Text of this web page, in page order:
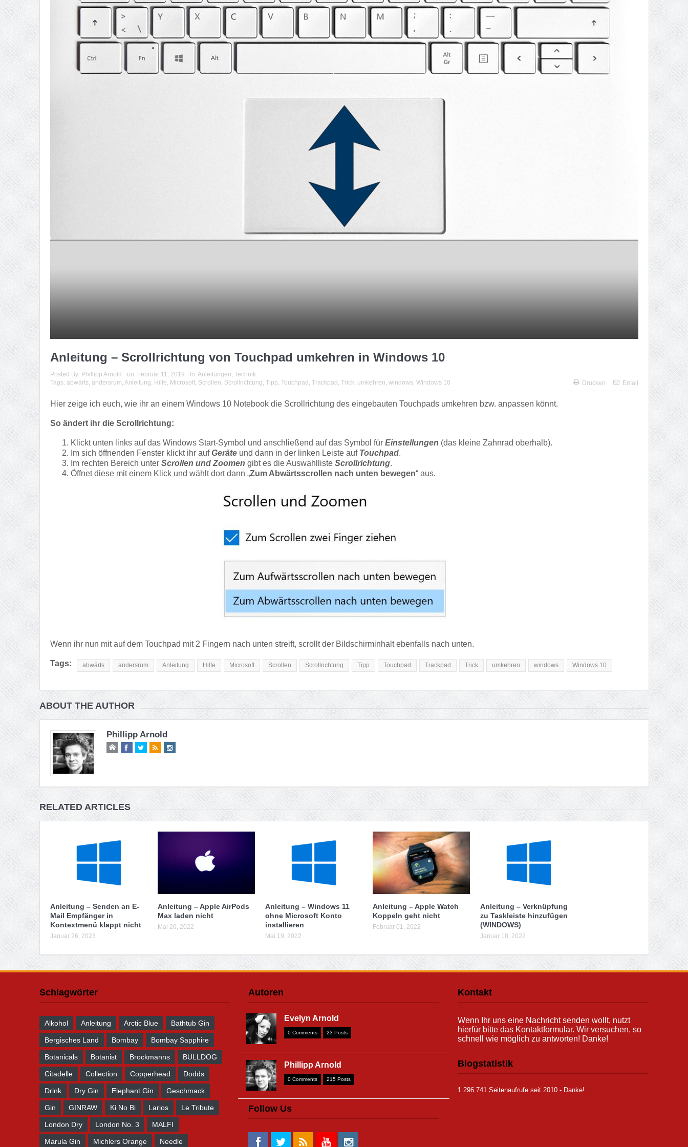
Anleitung – Scrollrichtung von Touchpad umkehren in Windows 10
Posted By: Phillipp Arnold on: Februar 11, 2019 In: Anleitungen, Technik
Tags: abwärts, andersrum, Anleitung, Hilfe, Microsoft, Scrollen, Scrollrichtung, Tipp, Touchpad , Trackpad , Trick, umkehren, windows, Windows 10 Drucken Email
Hier zeige ich euch, wie ihr an einem Windows 10 Notebook die Scrollrichtung des eingebauten Touchpads umkehren bzw. anpassen könnt.
So ändert ihr die Scrollrichtung:
Klickt unten links auf das Windows Start-Symbol und anschließend auf das Symbol für Einstellungen (das kleine Zahnrad oberhalb).
Im sich öffnenden Fenster klickt ihr aufGeräteund dann in der linken Leiste auf Touchpad.
Im rechten Bereich unter Scrollen und Zoomen gibt es die Auswahlliste Scrollrichtung.
Öffnet diese mit einem Klick und wählt dort dann „Zum Abwärtsscrollen nach unten bewegen“ aus.
Wenn ihr nun mit auf dem Touchpad mit 2 Fingern nach unten streift, scrollt der Bildschirminhalt ebenfalls nach unten.
Tags: abwärts andersrum Anleitung Hilfe Microsoft Scrollen Scrollrichtung Tipp Touchpad Trackpad Trick umkehren windows Windows 10
ABOUT THE AUTHOR
Phillipp Arnold
RELATED ARTICLES
Anleitung – Senden an E-
Mail Empfänger in
Kontextmenü klappt nicht
Januar 26, 2023
Anleitung – Apple AirPods
Max laden nicht
Mai 20, 2022
Anleitung – Windows 11
ohne Microsoft Konto
installieren
Mai 19, 2022
Anleitung – Apple Watch
Koppeln geht nicht
Februar 01, 2022
Anleitung – Verknüpfung
zu Taskleiste hinzufügen
(WINDOWS)
Januar 18, 2022
Schlagwörter
Alkohol Anleitung Arctic Blue Bathtub Gin
Bergisches Land Bombay Bombay Sapphire
Botanicals Botanist Brockmanns BULLDOG
Citadelle Collection Copperhead Dodds
Drink Dry Gin Elephant Gin Geschmack
Gin GINRAW Ki No Bi Larios Le Tribute
London Dry London No. 3 MALFI
Marula Gin Michlers Orange Needle
Autoren
Evelyn Arnold
0 Comments 23 Posts
Phillipp Arnold
0 Comments 215 Posts
Follow Us
Kontakt
Wenn Ihr uns eine Nachricht senden wollt, nutzt
hierfür bitte das Kontaktformular. Wir versuchen, so
schnell wie möglich zu antworten! Danke!
Blogstatistik
1.296.741 Seitenaufrufe seit 2010 - Danke!